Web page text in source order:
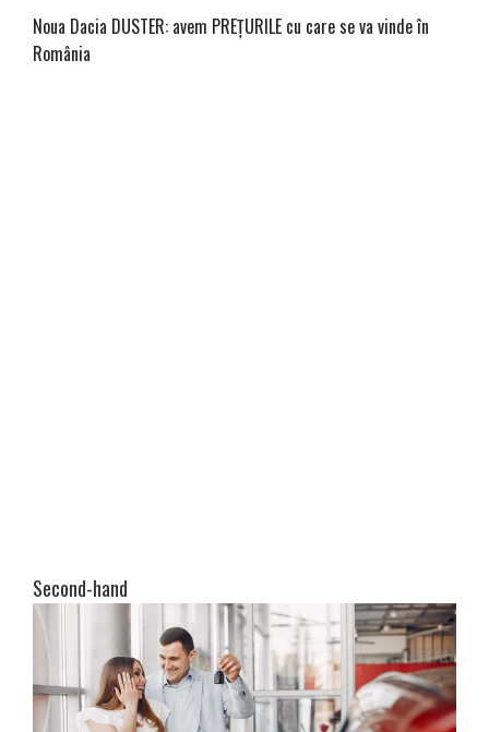
Noua Dacia DUSTER: avem PREŢURILE cu care se va vinde în
România
Second-hand